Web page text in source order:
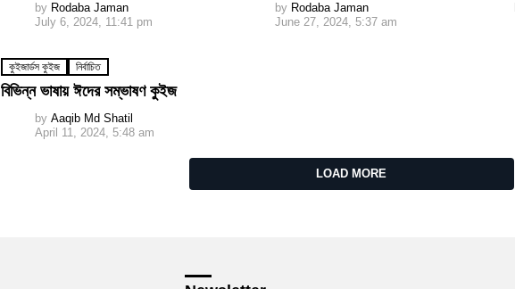
by Rodaba Jaman
July 6, 2024, 11:41 pm
by Rodaba Jaman
June 27, 2024, 5:37 am
কুইজার্ডস কুইজ নির্বাচিত
বিভিন্ন ভাষায় ঈদের সম্ভাষণ কুইজ
by Aaqib Md Shatil
April 11, 2024, 5:48 am
LOAD MORE